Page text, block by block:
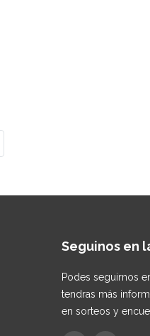
Seguinos en
Podes seguirnos
tendras más
en sorteos y